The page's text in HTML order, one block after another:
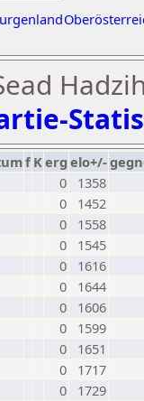
f Kerg elo+/-
0
1358
0
1452
0
1558
0
1545
0
1616
0
1644
0
1606
0
1599
0
1651
0
1717
0
1729